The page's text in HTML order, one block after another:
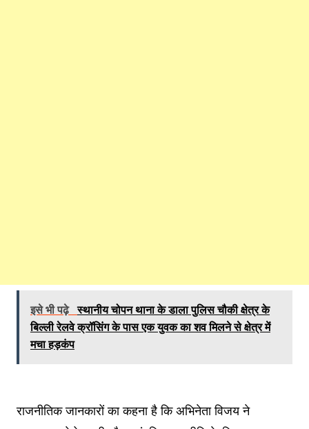
इसे भी पढ़े स्थानीय चोपन थाना के डाला पुलिस चौकी क्षेत्र के
बिल्ली रेलवे क्रॉसिंग के पास एक युवक का शव मिलने से क्षेत्र में
मचा हड़कंप
राजनीतिक जानकारों का कहना है कि अभिनेता विजय ने